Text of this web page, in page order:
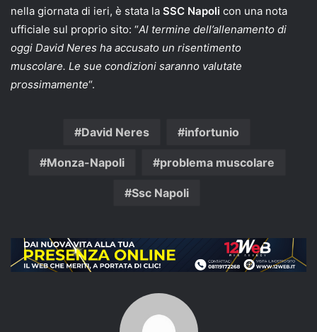
nella giornata di ieri, è stata la SSC Napoli con una nota
ufficiale sul proprio sito: “Al termine dell’allenamento di
oggi David Neres ha accusato un risentimento
muscolare. Le sue condizioni saranno valutate
prossimamente“.
David Neres infortunio
Monza-Napoli problema muscolare
Ssc Napoli